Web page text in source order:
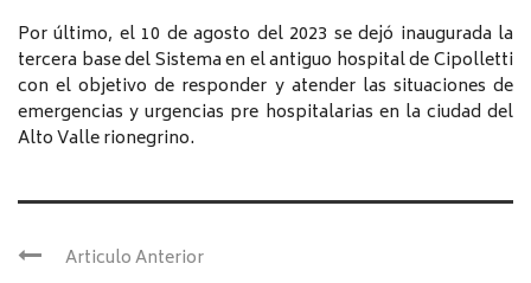
Por último, el 10 de agosto del 2023 se dejó inaugurada la
tercera base del Sistema en el antiguo hospital de Cipolletti
con el objetivo de responder y atender las situaciones de
emergencias y urgencias pre hospitalarias en la ciudad del
Alto Valle rionegrino.
Articulo Anterior